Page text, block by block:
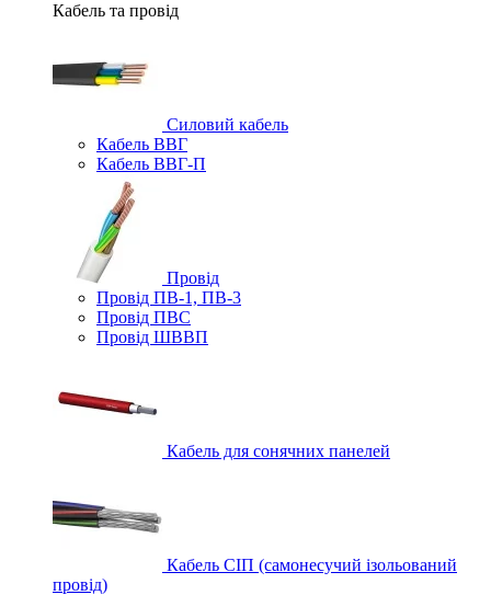
Кабель та провід
Силовий кабель
Кабель ВВГ
Кабель ВВГ-П
Провід
Провід ПВ-1, ПВ-3
Провід ПВС
Провід ШВВП
Кабель для сонячних панелей
Кабель СІП (самонесучий ізольований
провід)